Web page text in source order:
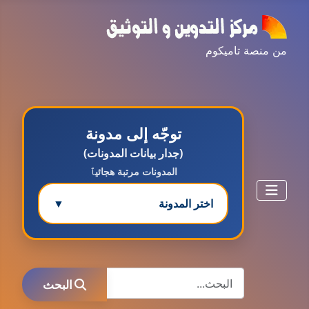
من منصة تاميكوم
توجّه إلى مدونة
(جدار بيانات المدونات)
المدونات مرتبة هجائيٱ
اختر المدونة ▼
البحث
البحث